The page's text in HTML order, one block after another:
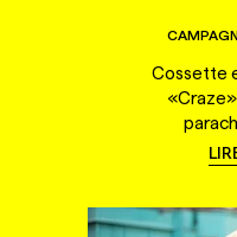
Cossette